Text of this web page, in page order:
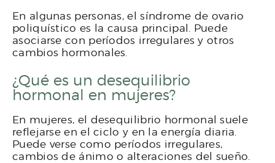
En algunas personas, el síndrome de ovario
poliquístico es la causa principal. Puede
asociarse con períodos irregulares y otros
cambios hormonales.
¿Qué es un desequilibrio
hormonal en mujeres?
En mujeres, el desequilibrio hormonal suele
reflejarse en el ciclo y en la energía diaria.
Puede verse como períodos irregulares,
cambios de ánimo o alteraciones del sueño.